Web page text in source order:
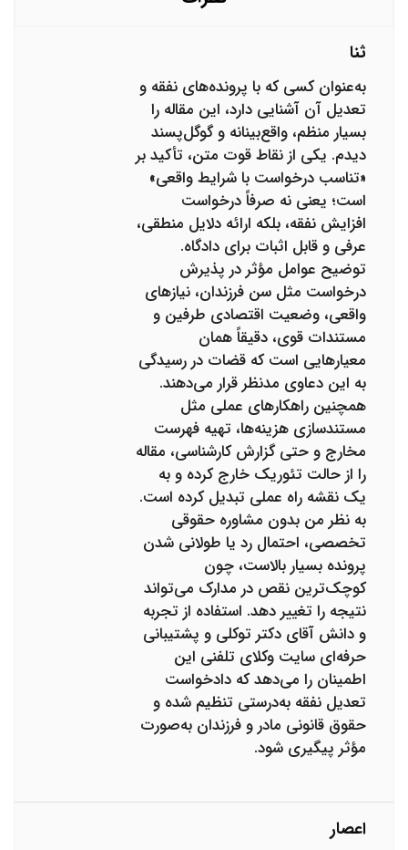
ثنا
به‌عنوان کسی که با پرونده‌های نفقه و
تعدیل آن آشنایی دارد، این مقاله را
بسیار منظم، واقع‌بینانه و گوگل‌پسند
دیدم. یکی از نقاط قوت متن، تأکید بر
«تناسب درخواست با شرایط واقعی»
است؛ یعنی نه صرفاً درخواست
افزایش نفقه، بلکه ارائه دلایل منطقی،
عرفی و قابل اثبات برای دادگاه.
توضیح عوامل مؤثر در پذیرش
درخواست مثل سن فرزندان، نیازهای
واقعی، وضعیت اقتصادی طرفین و
مستندات قوی، دقیقاً همان
معیارهایی است که قضات در رسیدگی
به این دعاوی مدنظر قرار می‌دهند.
همچنین راهکارهای عملی مثل
مستندسازی هزینه‌ها، تهیه فهرست
مخارج و حتی گزارش کارشناسی، مقاله
را از حالت تئوریک خارج کرده و به
یک نقشه راه عملی تبدیل کرده است.
به نظر من بدون مشاوره حقوقی
تخصصی، احتمال رد یا طولانی شدن
پرونده بسیار بالاست، چون
کوچک‌ترین نقص در مدارک می‌تواند
نتیجه را تغییر دهد. استفاده از تجربه
و دانش آقای دکتر توکلی و پشتیبانی
حرفه‌ای سایت وکلای تلفنی این
اطمینان را می‌دهد که دادخواست
تعدیل نفقه به‌درستی تنظیم شده و
حقوق قانونی مادر و فرزندان به‌صورت
مؤثر پیگیری شود.
اعصار